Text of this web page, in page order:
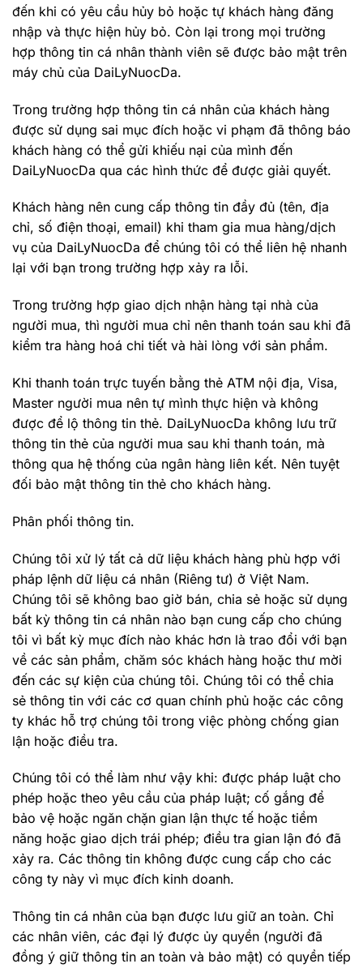
đến khi có yêu cầu hủy bỏ hoặc tự khách hàng đăng
nhập và thực hiện hủy bỏ. Còn lại trong mọi trường
hợp thông tin cá nhân thành viên sẽ được bảo mật trên
máy chủ của DaiLyNuocDa.
Trong trường hợp thông tin cá nhân của khách hàng
được sử dụng sai mục đích hoặc vi phạm đã thông báo
khách hàng có thể gửi khiếu nại của mình đến
DaiLyNuocDa qua các hình thức để được giải quyết.
Khách hàng nên cung cấp thông tin đầy đủ (tên, địa
chỉ, số điện thoại, email) khi tham gia mua hàng/dịch
vụ của DaiLyNuocDa để chúng tôi có thể liên hệ nhanh
lại với bạn trong trường hợp xảy ra lỗi.
Trong trường hợp giao dịch nhận hàng tại nhà của
người mua, thì người mua chỉ nên thanh toán sau khi đã
kiểm tra hàng hoá chi tiết và hài lòng với sản phẩm.
Khi thanh toán trực tuyến bằng thẻ ATM nội địa, Visa,
Master người mua nên tự mình thực hiện và không
được để lộ thông tin thẻ. DaiLyNuocDa không lưu trữ
thông tin thẻ của người mua sau khi thanh toán, mà
thông qua hệ thống của ngân hàng liên kết. Nên tuyệt
đối bảo mật thông tin thẻ cho khách hàng.
Phân phối thông tin.
Chúng tôi xử lý tất cả dữ liệu khách hàng phù hợp với
pháp lệnh dữ liệu cá nhân (Riêng tư) ở Việt Nam.
Chúng tôi sẽ không bao giờ bán, chia sẻ hoặc sử dụng
bất kỳ thông tin cá nhân nào bạn cung cấp cho chúng
tôi vì bất kỳ mục đích nào khác hơn là trao đổi với bạn
về các sản phẩm, chăm sóc khách hàng hoặc thư mời
đến các sự kiện của chúng tôi. Chúng tôi có thể chia
sẻ thông tin với các cơ quan chính phủ hoặc các công
ty khác hỗ trợ chúng tôi trong việc phòng chống gian
lận hoặc điều tra.
Chúng tôi có thể làm như vậy khi: được pháp luật cho
phép hoặc theo yêu cầu của pháp luật; cố gắng để
bảo vệ hoặc ngăn chặn gian lận thực tế hoặc tiềm
năng hoặc giao dịch trái phép; điều tra gian lận đó đã
xảy ra. Các thông tin không được cung cấp cho các
công ty này vì mục đích kinh doanh.
Thông tin cá nhân của bạn được lưu giữ an toàn. Chỉ
các nhân viên, các đại lý được ủy quyền (người đã
đồng ý giữ thông tin an toàn và bảo mật) có quyền tiếp